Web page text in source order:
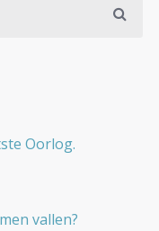
Oorlog.
vallen?